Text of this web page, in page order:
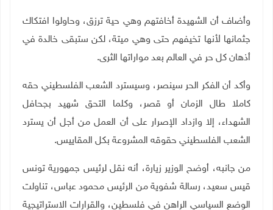
وأضاف أن الشهيدة أخافتهم وهي حية ترزق، وحاولوا افتكاك
جثمانها لأنها تخيفهم حتى وهي ميتة، لكن ستبقى خالدة في
أذهان كل حر في العالم بعد مواراتها الثرى.
وأكد أن الفكر الحر سينصر، وسيسترد الشعب الفلسطيني حقه
كاملا طال الزمان أو قصر، وكلما التحق شهيد بجحافل
الشهداء، إلا وازداد الإصرار على أن العمل من أجل أن يسترد
الشعب الفلسطيني حقوقه المشروعة بكل المقاييس.
من جانبه، أوضح الوزير زيارة، أنه نقل لرئيس جمهورية تونس
قيس سعيد، رسالة شفوية من الرئيس محمود عباس، تناولت
الوضع السياسي الراهن في فلسطين، والقرارات الاستراتيجية